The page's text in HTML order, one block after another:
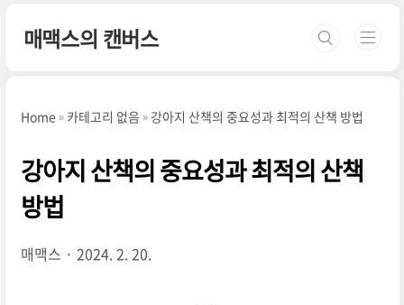
매맥스의 캔버스
Home 카테고리 없음 강아지 산책의 중요성과 최적의 산책 방법
강아지 산책의 중요성과 최적의 산책
방법
매맥스 2024. 2. 20.